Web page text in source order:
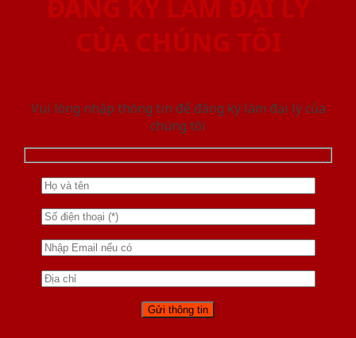
ĐĂNG KÝ LÀM ĐẠI LÝ
CỦA CHÚNG TÔI
Vui lòng nhập thông tin để đăng ký làm đại lý của
chúng tôi